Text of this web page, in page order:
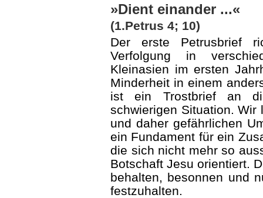
»Dient einander ...«
(1.Petrus 4; 10)
Der erste Petrusbrief
Verfolgung in
Kleinasien im ersten
Minderheit in einem
ist ein Trostbrief an
schwierigen Situation.
und daher gefährlichen
ein Fundament für ein
die sich nicht mehr so
Botschaft Jesu orientiert.
behalten, besonnen und
festzuhalten.